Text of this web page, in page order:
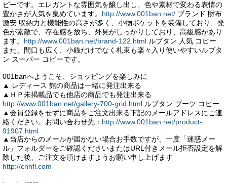
ピーです。エレガントな雰囲気を醸し出し、色や素材で変わる表情の
豊かさが人気を集めています。 http://www.001ban.net/ ブランド 財布
激安 収納力と機能性の高さが多く、小物ポケットを装備しており、発
色が素敵で、存在感を放ち、外見がしっかりしており、高級感があり
ます。 http://www.001ban.net/brand-122.html ルブタン 人気 コピー
また、間口も広く、小銭だけでなく札束も楽々入り使いやすいルブタ
ン スーパー コピーです。
001banへようこそ、ショッピングを楽しみに
▲ レディース 館の商品は一緒に発注出来る
▲ＨＰ未掲載品でも他店の商品でも発注出来る
http://www.001ban.net/gallery-700-grid.html ルブタン ブーツ コピー
▲会員登録をせずに商品をご注文出来る下記のメールアドレスにご連
絡ください。お問い合わせ先： http://www.001ban.net/product-
91907.html
▲当店からのメールが届かない場合お手数ですが、一度「迷惑メー
ル」フォルダーをご確認くださいまたはURL付きメール拒否設定を解
除した後、ご注文を頂けますようお願い申し上げます
http://cnhfl.com